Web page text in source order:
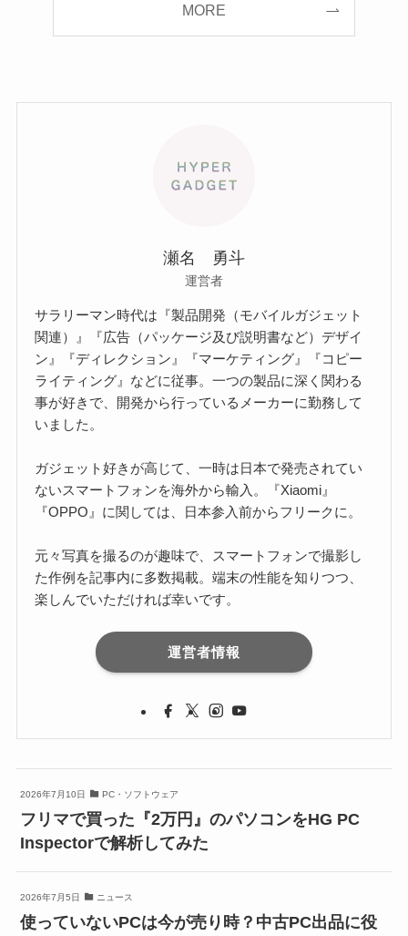
MORE
瀬名 勇斗
運営者
サラリーマン時代は『製品開発（モバイルガジェット
関連）』『広告（パッケージ及び説明書など）デザイ
ン』『ディレクション』『マーケティング』『コピー
ライティング』などに従事。一つの製品に深く関わる
事が好きで、開発から行っているメーカーに勤務して
いました。
ガジェット好きが高じて、一時は日本で発売されてい
ないスマートフォンを海外から輸入。『Xiaomi』
『OPPO』に関しては、日本参入前からフリークに。
元々写真を撮るのが趣味で、スマートフォンで撮影し
た作例を記事内に多数掲載。端末の性能を知りつつ、
楽しんでいただければ幸いです。
運営者情報
2026年7月10日 PC・ソフトウェア
フリマで買った『2万円』のパソコンをHG PC
Inspectorで解析してみた
2026年7月5日 ニュース
使っていないPCは今が売り時？中古PC出品に役